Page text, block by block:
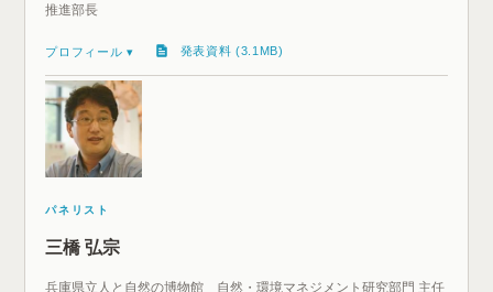
推進部長
プロフィール ▾ 発表資料 (3.1MB)
パネリスト
三橋 弘宗
兵庫県立人と自然の博物館 自然・環境マネジメント研究部門 主任